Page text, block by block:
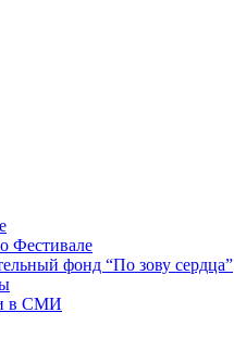
Фестивале
фонд “По зову сердца”
в СМИ